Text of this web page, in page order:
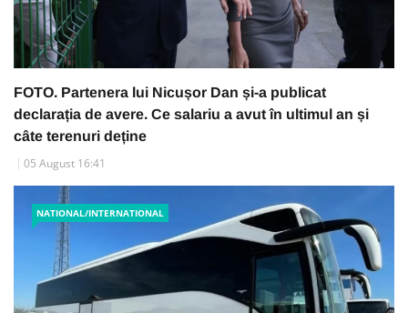
FOTO. Partenera lui Nicușor Dan și-a publicat
declarația de avere. Ce salariu a avut în ultimul an și
câte terenuri deține
05 August 16:41
NATIONAL/INTERNATIONAL